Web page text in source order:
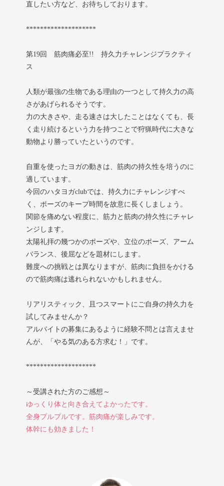
直したい方など、お待ちしております。
********************
第19回 筋肉痛必至!! 持久力チャレンジプラクティ
ス
人類が最強の生物である理由の一つとして持久力の高
さがあげられるそうです。
力の大きさや、走る速さは大したことはなくても、長
く走り続けるという力を持つことで狩猟時代に大きな
動物より勝っていたというのです。
自重を使ったヨガの動きは、筋肉の持久性を培うのに
適しています。
今回のハタヨガclubでは、持久力にチャレンジすべ
く、ポーズのキープ時間を故意に長くしましょう。
関節を痛めない程度に、筋力と筋肉の持久性にチャレ
ンジします。
太陽礼拝の幾つかのポーズや、立位のポーズ、アーム
バランス、後屈などを題材にします。
難度への挑戦とは異なりますが、筋肉に負担をかける
ので筋肉痛は逃れられないかもしれません。
リアリスティック、且つスマートにご自身の持久力を
試してみませんか？
アルバイトの募集にあるように経験不問とは言えませ
んが、「やる気のある方求む！」です。
********************
～受講された方のご感想～
ゆっくり体と向き合えてよかったです。
全身プルプルです。筋肉痛が楽しみです。
体幹にも効きました！